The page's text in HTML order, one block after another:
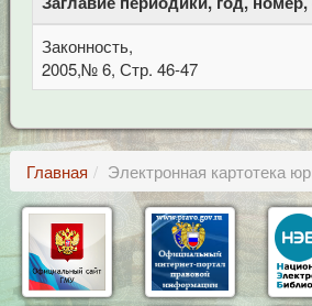
Законность,
2005,№ 6, Стр. 46-47
Главная Электронная картотека